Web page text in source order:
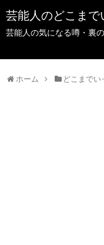
芸能人のどこま
芸能人の気になる噂・裏
ホーム どこまでい